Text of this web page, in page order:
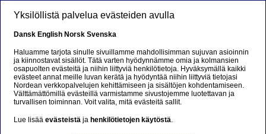
Äänesi menee ilmastolle
Yksilöllistä palvelua evästeiden avulla
Dansk English Norsk Svenska
Haluamme tarjota sinulle sivuillamme mahdollisimman sujuvan asioinnin
ja kiinnostavat sisällöt. Tätä varten hyödynnämme omia ja kolmansien
osapuolten evästeitä ja niihin liittyviä henkilötietoja. Hyväksymällä kaikki
evästeet annat meille luvan kerätä ja hyödyntää niihin liittyviä tietojasi
Nordean verkkopalvelujen kehittämiseen ja sisältöjen kohdentamiseen.
Välttämättömillä evästeillä varmistamme sivustojemme luotettavan ja
turvallisen toiminnan. Voit valita, mitä evästeitä sallit.
Lue lisääevästeistä ja henkilötietojen käytöstä.